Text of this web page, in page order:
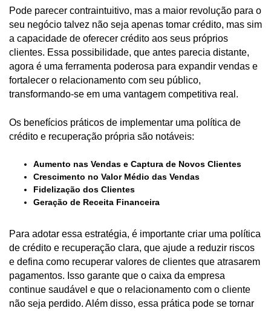
Pode parecer contraintuitivo, mas a maior revolução para o
seu negócio talvez não seja apenas tomar crédito, mas sim
a capacidade de oferecer crédito aos seus próprios
clientes. Essa possibilidade, que antes parecia distante,
agora é uma ferramenta poderosa para expandir vendas e
fortalecer o relacionamento com seu público,
transformando-se em uma vantagem competitiva real.
Os benefícios práticos de implementar uma política de
crédito e recuperação própria são notáveis:
Aumento nas Vendas e Captura de Novos Clientes
Crescimento no Valor Médio das Vendas
Fidelização dos Clientes
Geração de Receita Financeira
Para adotar essa estratégia, é importante criar uma política
de crédito e recuperação clara, que ajude a reduzir riscos
e defina como recuperar valores de clientes que atrasarem
pagamentos. Isso garante que o caixa da empresa
continue saudável e que o relacionamento com o cliente
não seja perdido. Além disso, essa prática pode se tornar